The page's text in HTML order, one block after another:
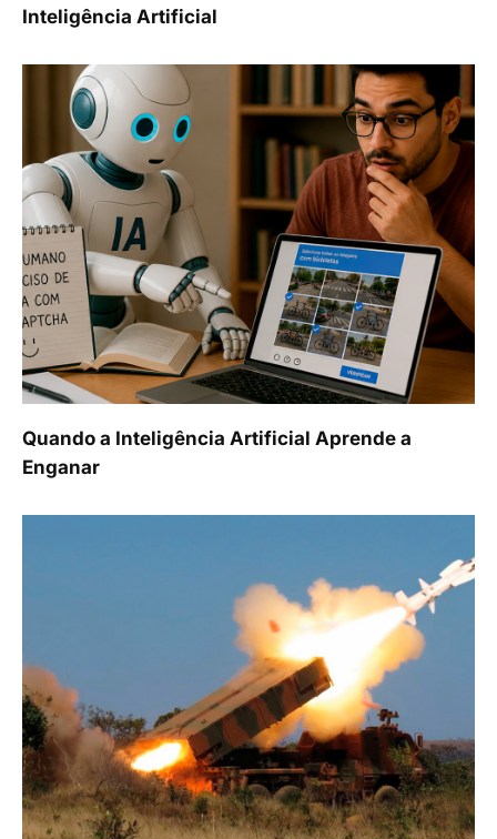
Inteligência Artificial
Quando a Inteligência Artificial Aprende a
Enganar